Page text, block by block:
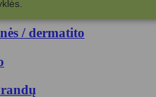
/ dermatito